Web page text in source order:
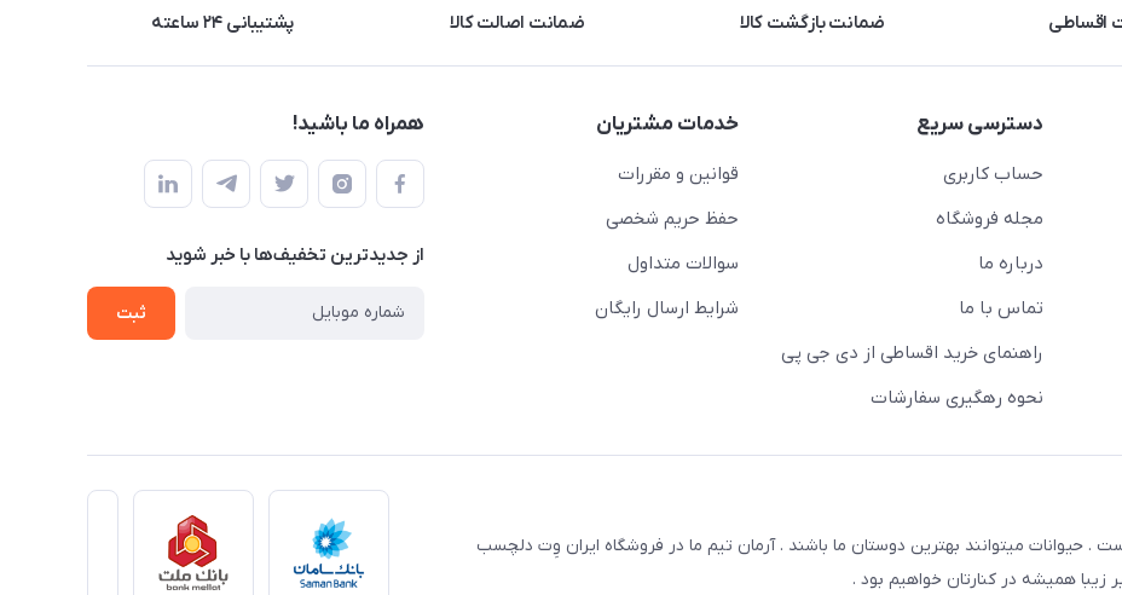
اقساطی ضمانت بازگشت کالا ضمانت اصالت کالا پشتیبانی ۲۴ ساعته
دسترسی سریع
حساب کاربری
مجله فروشگاه
درباره ما
تماس با ما
راهنمای خرید اقساطی از دی جی پی
نحوه رهگیری سفارشات
خدمات مشتریان
قوانین و مقررات
حفظ حریم شخصی
سوالات متداول
شرایط ارسال رایگان
همراه ما باشید!
از جدید‌ترین تخفیف‌ها با‌ خبر شوید
ثبت
. حیوانات میتوانند بهترین دوستان ما باشند . آرمان تیم ما در فروشگاه ایران وِت دلچسب
همیشه در کنارتان خواهیم بود .